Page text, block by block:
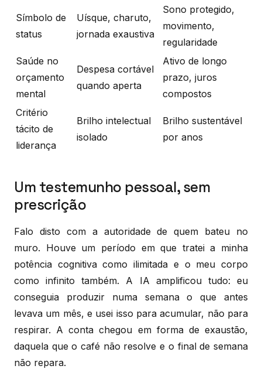
Símbolo de
status
Uísque, charuto,
jornada exaustiva
Sono protegido,
movimento,
regularidade
Saúde no
orçamento
mental
Despesa cortável
quando aperta
Ativo de longo
prazo, juros
compostos
Critério
tácito de
liderança
Brilho intelectual
isolado
Brilho sustentável
por anos
Um testemunho pessoal, sem
prescrição
Falo disto com a autoridade de quem bateu no
muro. Houve um período em que tratei a minha
potência cognitiva como ilimitada e o meu corpo
como infinito também. A IA amplificou tudo: eu
conseguia produzir numa semana o que antes
levava um mês, e usei isso para acumular, não para
respirar. A conta chegou em forma de exaustão,
daquela que o café não resolve e o final de semana
não repara.